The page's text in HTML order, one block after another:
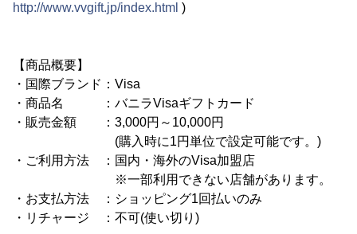
http://www.vvgift.jp/index.html )
【商品概要】
・国際ブランド：Visa
・商品名 ：バニラVisaギフトカード
・販売金額 ：3,000円～10,000円
(購入時に1円単位で設定可能です。)
・ご利用方法 ：国内・海外のVisa加盟店
※一部利用できない店舗があります。
・お支払方法 ：ショッピング1回払いのみ
・リチャージ ：不可(使い切り)